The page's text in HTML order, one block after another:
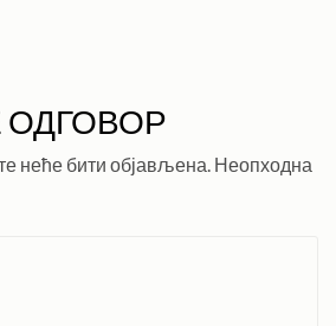
ОДГОВОР
неће бити објављена. Неопходна